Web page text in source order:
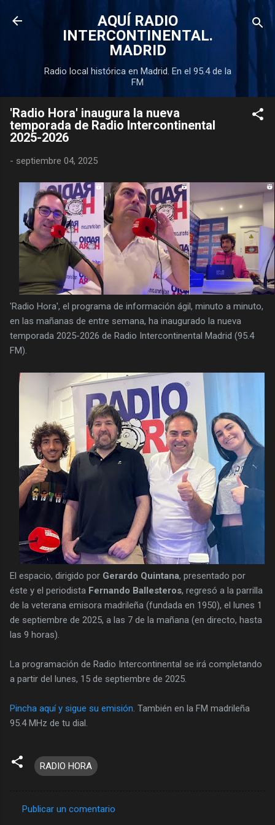
Ir al contenido principal
AQUÍ RADIO
INTERCONTINENTAL.
MADRID
Radio local histórica en Madrid. En el 95.4 de la
FM
'Radio Hora' inaugura la nueva
temporada de Radio Intercontinental
2025-2026
- septiembre 04, 2025
'Radio Hora', el programa de información ágil, minuto a minuto,
en las mañanas de entre semana, ha inaugurado la nueva
temporada 2025-2026 de Radio Intercontinental Madrid (95.4
FM).
El espacio, dirigido por Gerardo Quintana, presentado por
éste y el periodista Fernando Ballesteros, regresó a la parrilla
de la veterana emisora madrileña (fundada en 1950), el lunes 1
de septiembre de 2025, a las 7 de la mañana (en directo, hasta
las 9 horas).
La programación de Radio Intercontinental se irá completando
a partir del lunes, 15 de septiembre de 2025.
Pincha aquí y sigue su emisión. También en la FM madrileña
95.4 MHz de tu dial.
RADIO HORA
Publicar un comentario